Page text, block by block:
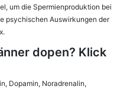
um die Spermienproduktion bei
psychischen Auswirkungen der
dopen? Klick
Dopamin, Noradrenalin,